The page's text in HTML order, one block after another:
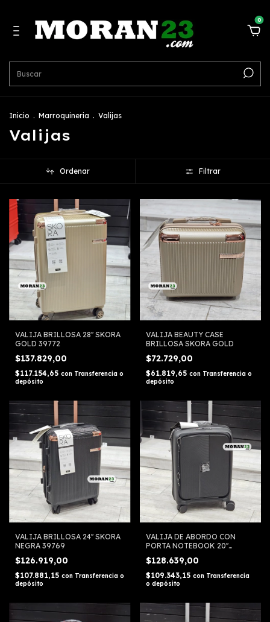
0
Inicio . Marroquineria . Valijas
Valijas
Ordenar Filtrar
VALIJA BRILLOSA 28'' SKORA
GOLD 39772
$137.829,00
$117.154,65 con Transferencia o
depósito
VALIJA BEAUTY CASE
BRILLOSA SKORA GOLD
$72.729,00
$61.819,65 con Transferencia o
depósito
VALIJA BRILLOSA 24'' SKORA
NEGRA 39769
$126.919,00
$107.881,15 con Transferencia o
depósito
VALIJA DE ABORDO CON
PORTA NOTEBOOK 20''
$128.639,00
$109.343,15 con Transferencia
o depósito